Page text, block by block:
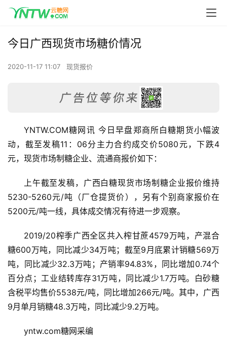
今日广西现货市场糖价情况
2020-11-17 11:07 现货报价
YNTW.COM糖网讯 今日早盘郑商所白糖期货小幅波
动，截至发稿11：06分主力合约成交价5080元，下跌4
元，现货市场制糖企业、流通商报价如下：
上午截至发稿，广西白糖现货市场制糖企业报价维持
5230-5260元/吨（厂仓提货价），另有个别商家报价在
5200元/吨一线，具体成交情况有待进一步观察。
2019/20榨季广西全区共入榨甘蔗4579万吨，产混合
糖600万吨，同比减少34万吨；截至9月底累计销糖569万
吨，同比减少32.3万吨；产销率94.83%，同比增加0.74个
百分点；工业结转库存31万吨，同比减少1.7万吨。白砂糖
含税平均售价5538元/吨，同比增加266元/吨。其中，广西
9月单月销糖48.3万吨，同比减少9.2万吨。
yntw.com糖网采编